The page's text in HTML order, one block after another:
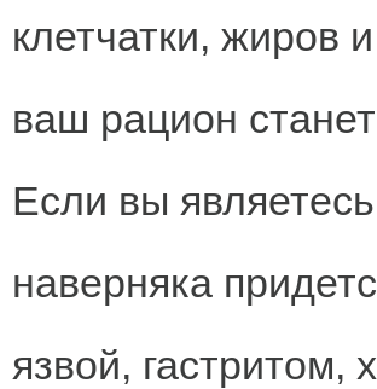
клетчатки, жиров
ваш рацион
Если вы
наверняка
язвой,